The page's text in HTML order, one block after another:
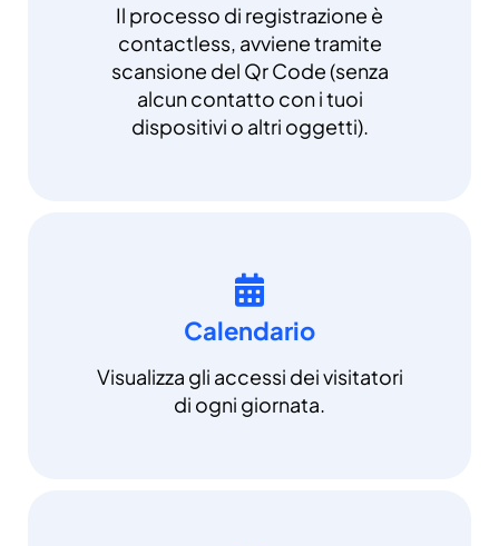
Il processo di registrazione è
contactless, avviene tramite
scansione del Qr Code (senza
alcun contatto con i tuoi
dispositivi o altri oggetti).
Calendario
Visualizza gli accessi dei visitatori
di ogni giornata.